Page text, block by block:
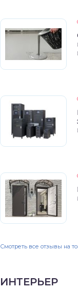
Смотреть все отзывы на
ИНТЕРЬЕР